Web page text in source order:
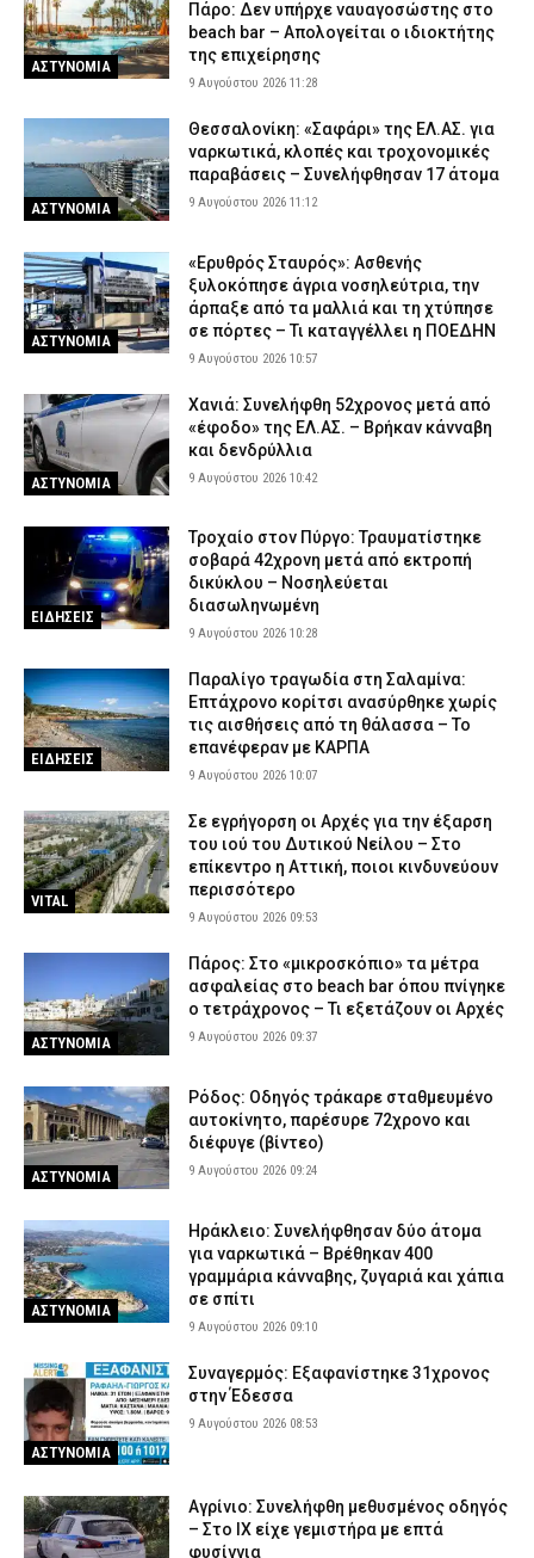
Προήχθη σε Αστυνόμο Α΄ ο π. Αλέξιος Κουρτέσης,
Προϊστάμενος της Θρησκευτικής Υπηρεσίας της ΕΛ.ΑΣ.
ΣΩΜΑΤΑ ΑΣΦΑΛΕΙΑΣ 8 Αυγούστου 2026 20:55
Νέα Φιλαδέλφεια: ΑΕΚ και Athens Kallithea τίμησαν τη μνήμη του
Μιχάλη Κατσουρή, τρία χρόνια μετά τη δολοφονία του (εικόνες)
SPORTS 8 Αυγούστου 2026 20:37
Άγριος ξυλοδαρμός 51χρονου στο Ρέθυμνο – Συνελήφθησαν
ΑΣΤΥΝΟΜΙΑ 8 Αυγούστου 2026 20:25
ΑΣΤΥΝΟΜΙΑ
Πάρο: Δεν υπήρχε ναυαγοσώστης στο
beach bar – Απολογείται ο ιδιοκτήτης
της επιχείρησης
9 Αυγούστου 2026 11:28
ΑΣΤΥΝΟΜΙΑ
Θεσσαλονίκη: «Σαφάρι» της ΕΛ.ΑΣ. για
ναρκωτικά, κλοπές και τροχονομικές
παραβάσεις – Συνελήφθησαν 17 άτομα
9 Αυγούστου 2026 11:12
ΑΣΤΥΝΟΜΙΑ
«Ερυθρός Σταυρός»: Ασθενής
ξυλοκόπησε άγρια νοσηλεύτρια, την
άρπαξε από τα μαλλιά και τη χτύπησε
σε πόρτες – Τι καταγγέλλει η ΠΟΕΔΗΝ
9 Αυγούστου 2026 10:57
ΑΣΤΥΝΟΜΙΑ
Χανιά: Συνελήφθη 52χρονος μετά από
«έφοδο» της ΕΛ.ΑΣ. – Βρήκαν κάνναβη
και δενδρύλλια
9 Αυγούστου 2026 10:42
ΕΙΔΗΣΕΙΣ
Τροχαίο στον Πύργο: Τραυματίστηκε
σοβαρά 42χρονη μετά από εκτροπή
δικύκλου – Νοσηλεύεται
διασωληνωμένη
9 Αυγούστου 2026 10:28
ΕΙΔΗΣΕΙΣ
Παραλίγο τραγωδία στη Σαλαμίνα:
Επτάχρονο κορίτσι ανασύρθηκε χωρίς
τις αισθήσεις από τη θάλασσα – Το
επανέφεραν με ΚΑΡΠΑ
9 Αυγούστου 2026 10:07
VITAL
Σε εγρήγορση οι Αρχές για την έξαρση
του ιού του Δυτικού Νείλου – Στο
επίκεντρο η Αττική, ποιοι κινδυνεύουν
περισσότερο
9 Αυγούστου 2026 09:53
ΑΣΤΥΝΟΜΙΑ
Πάρος: Στο «μικροσκόπιο» τα μέτρα
ασφαλείας στο beach bar όπου πνίγηκε
ο τετράχρονος – Τι εξετάζουν οι Αρχές
9 Αυγούστου 2026 09:37
ΑΣΤΥΝΟΜΙΑ
Ρόδος: Οδηγός τράκαρε σταθμευμένο
αυτοκίνητο, παρέσυρε 72χρονο και
διέφυγε (βίντεο)
9 Αυγούστου 2026 09:24
ΑΣΤΥΝΟΜΙΑ
Ηράκλειο: Συνελήφθησαν δύο άτομα
για ναρκωτικά – Βρέθηκαν 400
γραμμάρια κάνναβης, ζυγαριά και χάπια
σε σπίτι
9 Αυγούστου 2026 09:10
ΑΣΤΥΝΟΜΙΑ
Συναγερμός: Εξαφανίστηκε 31χρονος
στην Έδεσσα
9 Αυγούστου 2026 08:53
Αγρίνιο: Συνελήφθη μεθυσμένος οδηγός
– Στο ΙΧ είχε γεμιστήρα με επτά
φυσίγγια